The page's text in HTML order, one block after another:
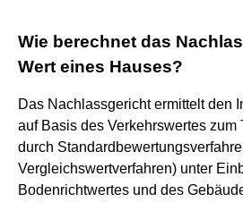
Wie berechnet das
Wert eines Hauses?
Das Nachlassgericht ermittelt den
auf Basis des Verkehrswertes zum
durch
Vergleichswertverfahren) unter
Bodenrichtwertes und des